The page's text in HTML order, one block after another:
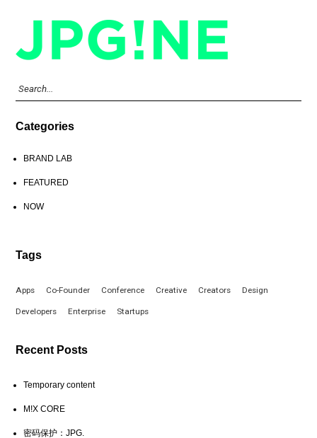
Categories
BRAND LAB
FEATURED
NOW
Tags
Apps Co-Founder Conference Creative Creators Design
Developers Enterprise Startups
Recent Posts
Temporary content
M!X CORE
密码保护：JPG.